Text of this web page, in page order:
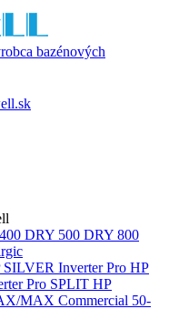
bazénových
DRY 500 DRY 800
SILVER Inverter Pro HP
Pro SPLIT HP
MAX Commercial 50-